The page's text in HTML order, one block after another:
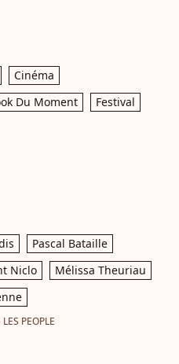
Cinéma
Du Moment
Festival
Pascal Bataille
Niclo
Mélissa Theuriau
PEOPLE